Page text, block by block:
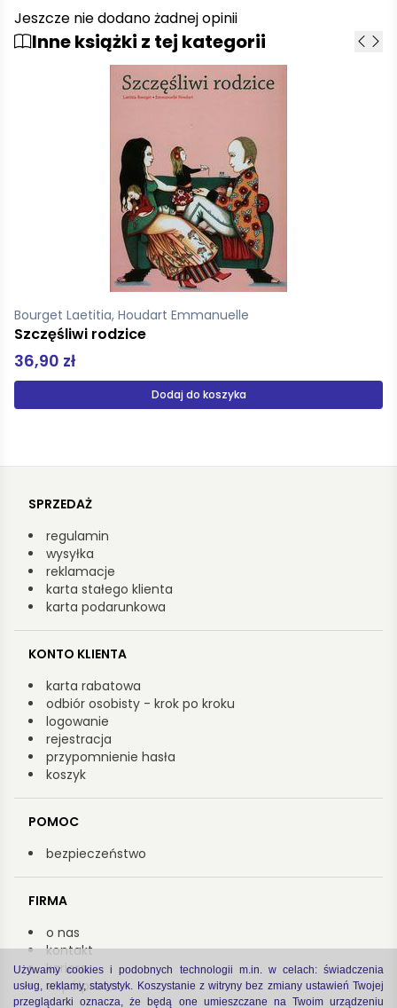
Używamy cookies i podobnych technologii m.in. w celach: świadczenia
usług, reklamy, statystyk. Koszystanie z witryny bez zmiany ustawień Twojej
przeglądarki oznacza, że będą one umieszczane na Twoim urządzeniu
Jeszcze nie dodano żadnej opinii
Inne książki z tej kategorii
Reddy Swapna
Baletowa Ekipa Urodziny Millie
22,99 zł
Produkt niedostępny
SPRZEDAŻ
regulamin
wysyłka
reklamacje
karta stałego klienta
karta podarunkowa
KONTO KLIENTA
karta rabatowa
odbiór osobisty - krok po kroku
logowanie
rejestracja
przypomnienie hasła
koszyk
POMOC
bezpieczeństwo
FIRMA
o nas
kontakt
kariera
współpraca